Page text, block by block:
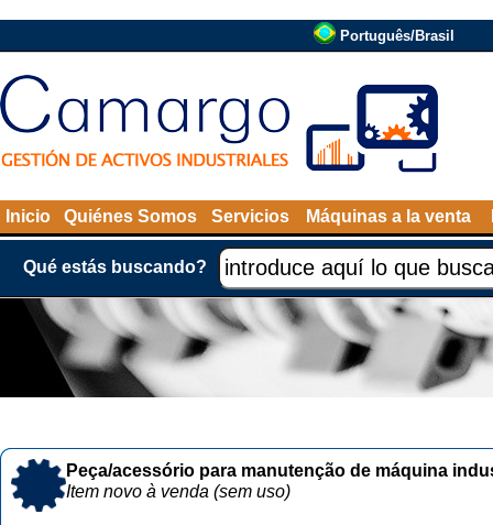
Português/Brasil
Inicio Quiénes Somos Servicios Máquinas a la venta
Qué estás buscando?
Peça/acessório para manutenção de máquina
Item novo à venda (sem uso)